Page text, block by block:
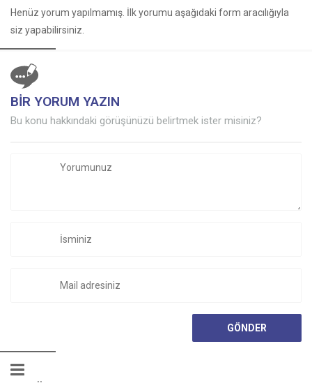
Henüz yorum yapılmamış. İlk yorumu aşağıdaki form aracılığıyla
siz yapabilirsiniz.
BİR YORUM YAZIN
Bu konu hakkındaki görüşünüzü belirtmek ister misiniz?